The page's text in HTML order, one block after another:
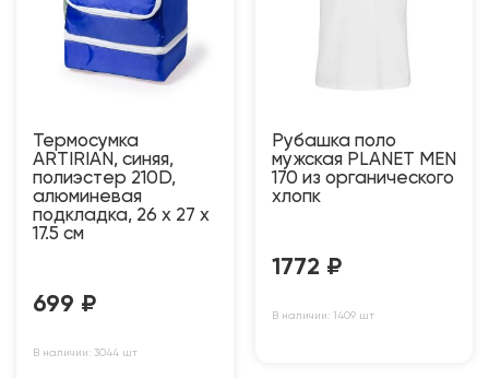
Термосумка
ARTIRIAN, синяя,
полиэстер 210D,
алюминевая
подкладка, 26 x 27 x
17.5 см
699 ₽
В наличии: 3044 шт
Рубашка поло
мужская PLANET MEN
170 из органического
хлопк
1772 ₽
В наличии: 1409 шт